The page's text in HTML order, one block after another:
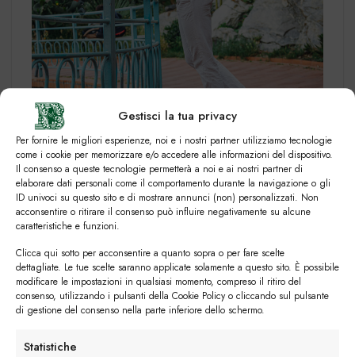
Gestisci la tua privacy
Per fornire le migliori esperienze, noi e i nostri partner utilizziamo tecnologie
come i cookie per memorizzare e/o accedere alle informazioni del dispositivo.
Il consenso a queste tecnologie permetterà a noi e ai nostri partner di
elaborare dati personali come il comportamento durante la navigazione o gli
ID univoci su questo sito e di mostrare annunci (non) personalizzati. Non
acconsentire o ritirare il consenso può influire negativamente su alcune
caratteristiche e funzioni.
Clicca qui sotto per acconsentire a quanto sopra o per fare scelte
dettagliate. Le tue scelte saranno applicate solamente a questo sito. È possibile
modificare le impostazioni in qualsiasi momento, compreso il ritiro del
consenso, utilizzando i pulsanti della Cookie Policy o cliccando sul pulsante
di gestione del consenso nella parte inferiore dello schermo.
Statistiche
Derby:calzatura versatile e chic , che si
adatta a diverse occasioni. Optate permodelli
in pelle scamosciata
per un look casual o in
per un look più formale.